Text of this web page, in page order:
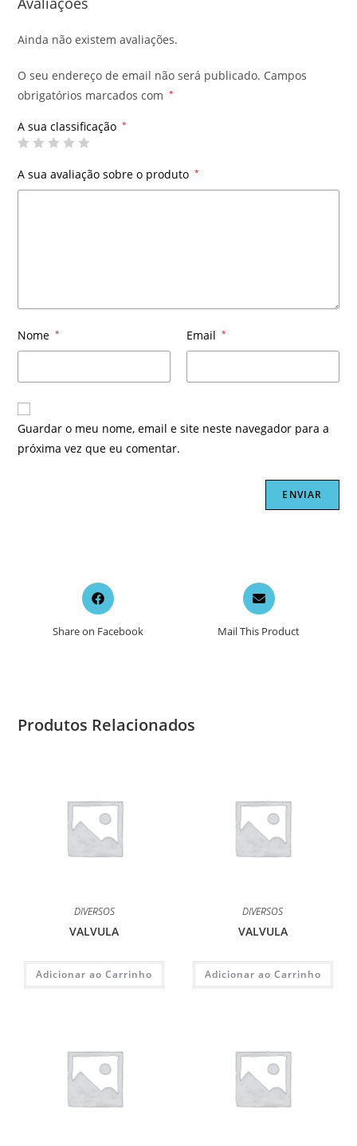
Ainda não existem avaliações.
O seu endereço de email não será publicado. Campos
obrigatórios marcados com
*
A sua classificação *
A sua avaliação sobre o produto *
Nome * Email *
Guardar o meu nome, email e site neste navegador para a
próxima vez que eu comentar.
Opens
in
new
Share on Facebook
Opens
in
a
new
Mail This Product
Produtos Relacionados
DIVERSOS
VALVULA
Adicionar ao Carrinho
DIVERSOS
VALVULA
Adicionar ao Carrinho